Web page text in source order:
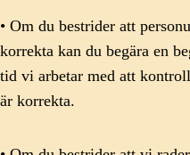
• Om du bestrider att
korrekta kan du begära en
tid vi arbetar med att
är korrekta.